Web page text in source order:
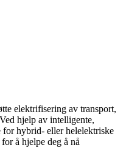
elektrifisering av transport,
hjelp av intelligente,
hybrid- eller helelektriske
å hjelpe deg å nå